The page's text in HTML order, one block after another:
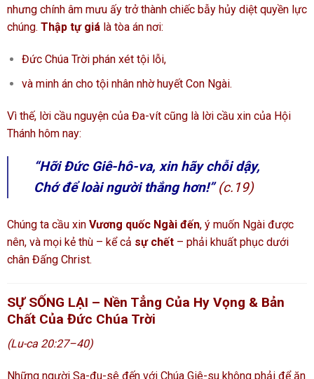
nhưng chính âm mưu ấy trở thành chiếc bẫy hủy diệt quyền lực
chúng. Thập tự giá là tòa án nơi:
Đức Chúa Trời phán xét tội lỗi,
và minh án cho tội nhân nhờ huyết Con Ngài.
Vì thế, lời cầu nguyện của Đa-vít cũng là lời cầu xin của Hội
Thánh hôm nay:
“Hỡi Đức Giê-hô-va, xin hãy chỗi dậy,
Chớ để loài người thắng hơn!” (c.19)
Chúng ta cầu xin Vương quốc Ngài đến, ý muốn Ngài được
nên, và mọi kẻ thù – kể cả sự chết – phải khuất phục dưới
chân Đấng Christ.
SỰ SỐNG LẠI – Nền Tẳng Của Hy Vọng & Bản
Chất Của Đức Chúa Trời
(Lu-ca 20:27–40)
Những người Sa-đu-sê đến với Chúa Giê-su không phải để ăn